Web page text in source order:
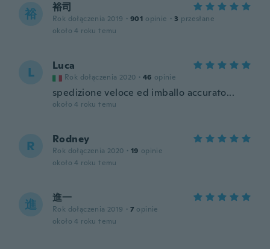
裕 裕司
Rok dołączenia 2019 · 901 opinie · 3 przesłane
około 4 roku temu
L Luca
Rok dołączenia 2020 · 46 opinie
spedizione veloce ed imballo accurato...
około 4 roku temu
R Rodney
Rok dołączenia 2020 · 19 opinie
około 4 roku temu
進 進一
Rok dołączenia 2019 · 7 opinie
około 4 roku temu